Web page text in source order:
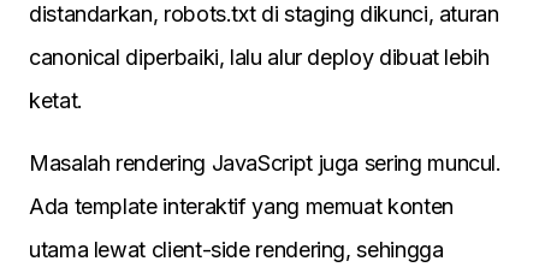
distandarkan, robots.txt di staging dikunci, aturan
canonical diperbaiki, lalu alur deploy dibuat lebih
ketat.
Masalah rendering JavaScript juga sering muncul.
Ada template interaktif yang memuat konten
utama lewat client-side rendering, sehingga